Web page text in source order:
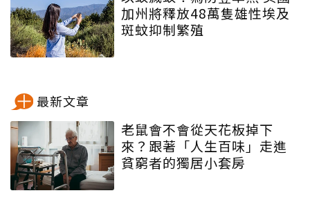
加州將釋放48萬隻雄性埃及
斑蚊抑制繁殖
最新文章
老鼠會不會從天花板掉下
來？跟著「人生百味」走進
貧窮者的獨居小套房